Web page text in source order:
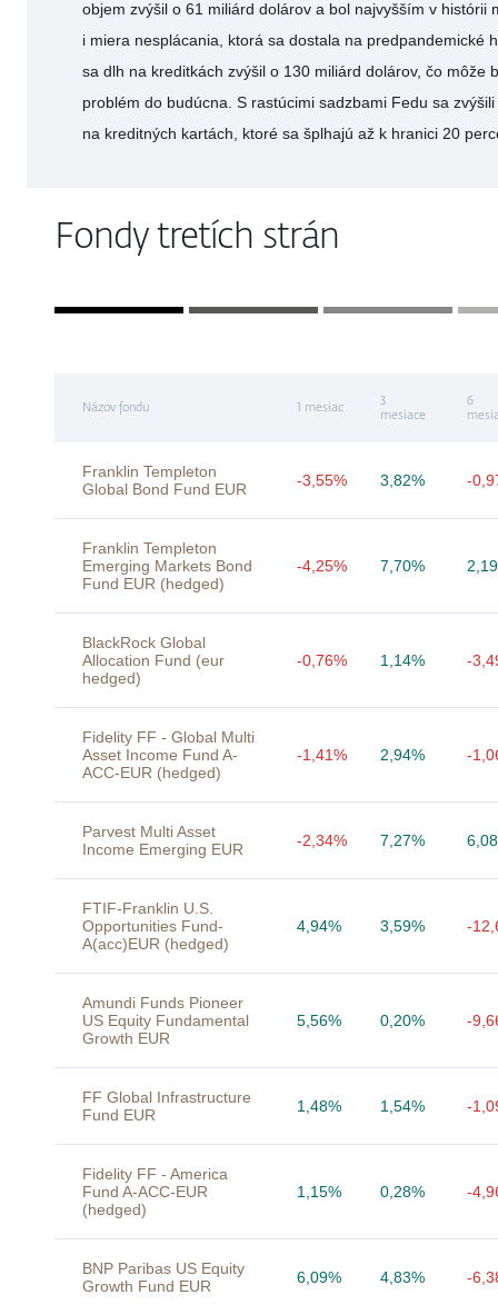
objem zvýšil o 61 miliárd dolárov a bol najvyšším v histórii
i miera nesplácania, ktorá sa dostala na predpandemické
sa dlh na kreditkách zvýšil o 130 miliárd dolárov, čo môže
problém do budúcna. S rastúcimi sadzbami Fedu sa
na kreditných kartách, ktoré sa šplhajú až k hranici 20
Fondy tretích strán
Názov fondu 1 mesiac
3
mesiace
6
Franklin Templeton
Global Bond Fund EUR
-3,55% 3,82% -
Franklin Templeton
Emerging Markets Bond
Fund EUR (hedged)
-4,25% 7,70%
BlackRock Global
Allocation Fund (eur
hedged)
-0,76% 1,14% -
Fidelity FF - Global Multi
Asset Income Fund A-
ACC-EUR (hedged)
-1,41% 2,94% -
Parvest Multi Asset
Income Emerging EUR
-2,34% 7,27%
FTIF-Franklin U.S.
Opportunities Fund-
A(acc)EUR (hedged)
4,94% 3,59% -
Amundi Funds Pioneer
US Equity Fundamental
Growth EUR
5,56% 0,20% -
FF Global Infrastructure
Fund EUR
1,48% 1,54% -
Fidelity FF - America
Fund A-ACC-EUR
(hedged)
1,15% 0,28% -
BNP Paribas US Equity
Growth Fund EUR
6,09% 4,83% -